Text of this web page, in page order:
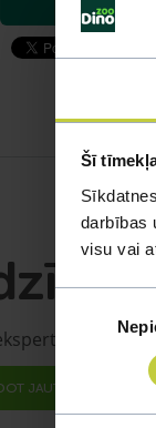
Šī
darbības
visu vai
spēs
JAUTĀJUMU